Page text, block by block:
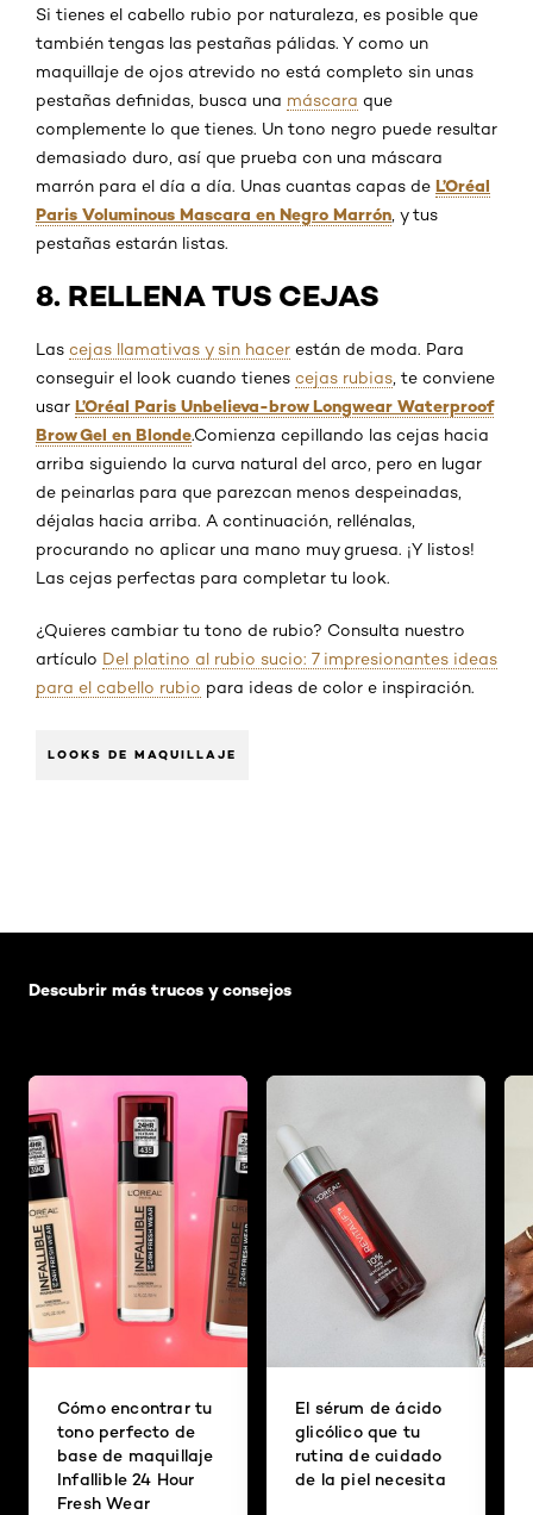
Si tienes el cabello rubio por naturaleza, es posible que
también tengas las pestañas pálidas. Y como un
maquillaje de ojos atrevido no está completo sin unas
pestañas definidas, busca una máscara que
complemente lo que tienes. Un tono negro puede resultar
demasiado duro, así que prueba con una máscara
marrón para el día a día. Unas cuantas capas de L’Oréal
Paris Voluminous Mascara en Negro Marrón , y tus
pestañas estarán listas.
8. RELLENA TUS CEJAS
Las cejas llamativas y sin hacer están de moda. Para
conseguir el look cuando tienes cejas rubias , te conviene
usar L’Oréal Paris Unbelieva-brow Longwear Waterproof
Brow Gel en Blonde.Comienza cepillando las cejas hacia
arriba siguiendo la curva natural del arco, pero en lugar
de peinarlas para que parezcan menos despeinadas,
déjalas hacia arriba. A continuación, rellénalas,
procurando no aplicar una mano muy gruesa. ¡Y listos!
Las cejas perfectas para completar tu look.
¿Quieres cambiar tu tono de rubio? Consulta nuestro
artículo Del platino al rubio sucio: 7 impresionantes ideas
para el cabello rubio para ideas de color e inspiración.
LOOKS DE MAQUILLAJE
Descubrir más trucos y consejos
Cómo encontrar tu
tono perfecto de
base de maquillaje
Infallible 24 Hour
Fresh Wear
El sérum de ácido
glicólico que tu
rutina de cuidado
de la piel necesita